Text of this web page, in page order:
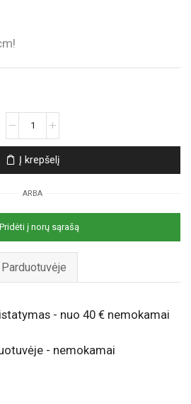
Žydras
helioĮ krepšelį
ARBA
Pridėti į norų sąrašą
- nuo 40 € nemokamai
- nemokamai